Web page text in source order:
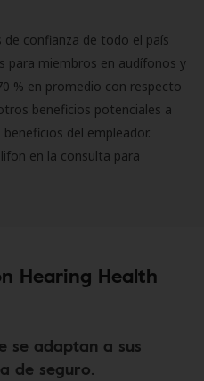
confianza de todo el país
para miembros en audífonos y
% en promedio con respecto
beneficios potenciales a
del empleador.
en la consulta para
Hearing Health
se adaptan a sus
de seguro.